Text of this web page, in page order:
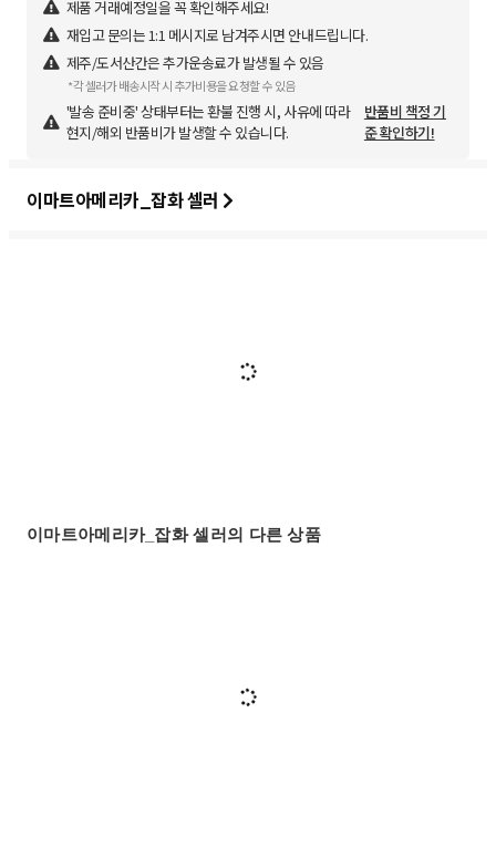
제품 거래예정일을 꼭 확인해주세요!
재입고 문의는 1:1 메시지로 남겨주시면 안내드립니다.
제주/도서산간은 추가운송료가 발생될 수 있음
*각 셀러가 배송시작 시 추가비용을 요청할 수 있음
'발송 준비중' 상태부터는 환불 진행 시, 사유에 따라
현지/해외 반품비가 발생할 수 있습니다.
반품비 책정 기
준 확인하기!
이마트아메리카_잡화 셀러
이마트아메리카_잡화 셀러의 다른 상품